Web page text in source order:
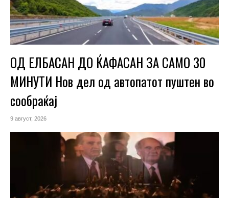
ОД ЕЛБАСАН ДО ЌАФАСАН ЗА САМО 30
МИНУТИ Нов дел од автопатот пуштен во
сообраќај
9 август, 2026